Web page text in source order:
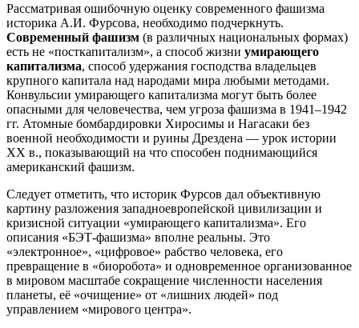
Рассматривая ошибочную оценку современного фашизма
историка А.И. Фурсова, необходимо подчеркнуть.
Современный фашизм (в различных национальных формах)
есть не «посткапитализм», а способ жизни умирающего
капитализма, способ удержания господства владельцев
крупного капитала над народами мира любыми методами.
Конвульсии умирающего капитализма могут быть более
опасными для человечества, чем угроза фашизма в 1941–1942
гг. Атомные бомбардировки Хиросимы и Нагасаки без
военной необходимости и руины Дрездена — урок истории
XX в., показывающий на что способен поднимающийся
американский фашизм.
Следует отметить, что историк Фурсов дал объективную
картину разложения западноевропейской цивилизации и
кризисной ситуации «умирающего капитализма». Его
описания «БЭТ-фашизма» вполне реальны. Это
«электронное», «цифровое» рабство человека, его
превращение в «биоробота» и одновременное организованное
в мировом масштабе сокращение численности населения
планеты, её «очищение» от «лишних людей» под
управлением «мирового центра».